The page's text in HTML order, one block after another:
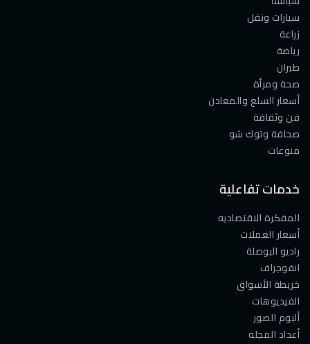
سيارات ونقل
زراعة
رياضة
طيران
صحة ومرأة
أسعار السلع والمعادن
فن وثقافة
صحافة وتوك شو
منوعات
خدمات تفاعلية
المفكرة الاقتصاديه
أسعار العملات
راديو البوصلة
انفوجراف
خريطة الأسواق
الفيديوهات
ألبوم الصور
أعداد المجله